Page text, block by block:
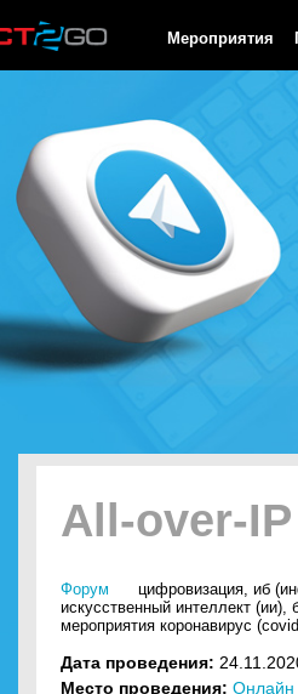
Мероприятия
All-over-IP
Форум цифровизация, иб
искусственный интеллект (ии),
мероприятия коронавирус
Дата проведения:
Место проведения: Онлайн